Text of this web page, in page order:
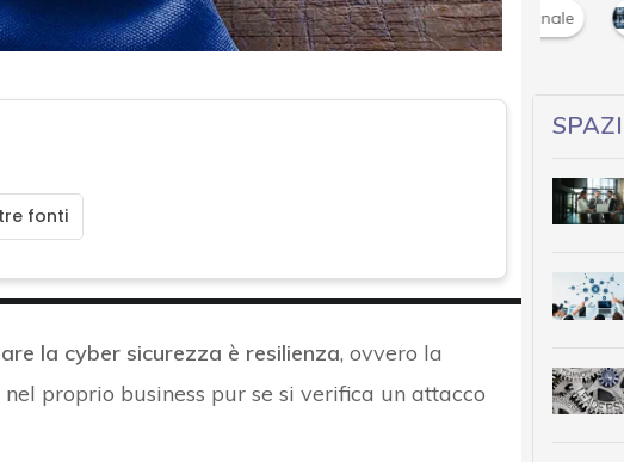
fonti
la cyber sicurezza è resilienza, ovvero la
proprio business pur se si verifica un attacco
Cybersecurity nazionale